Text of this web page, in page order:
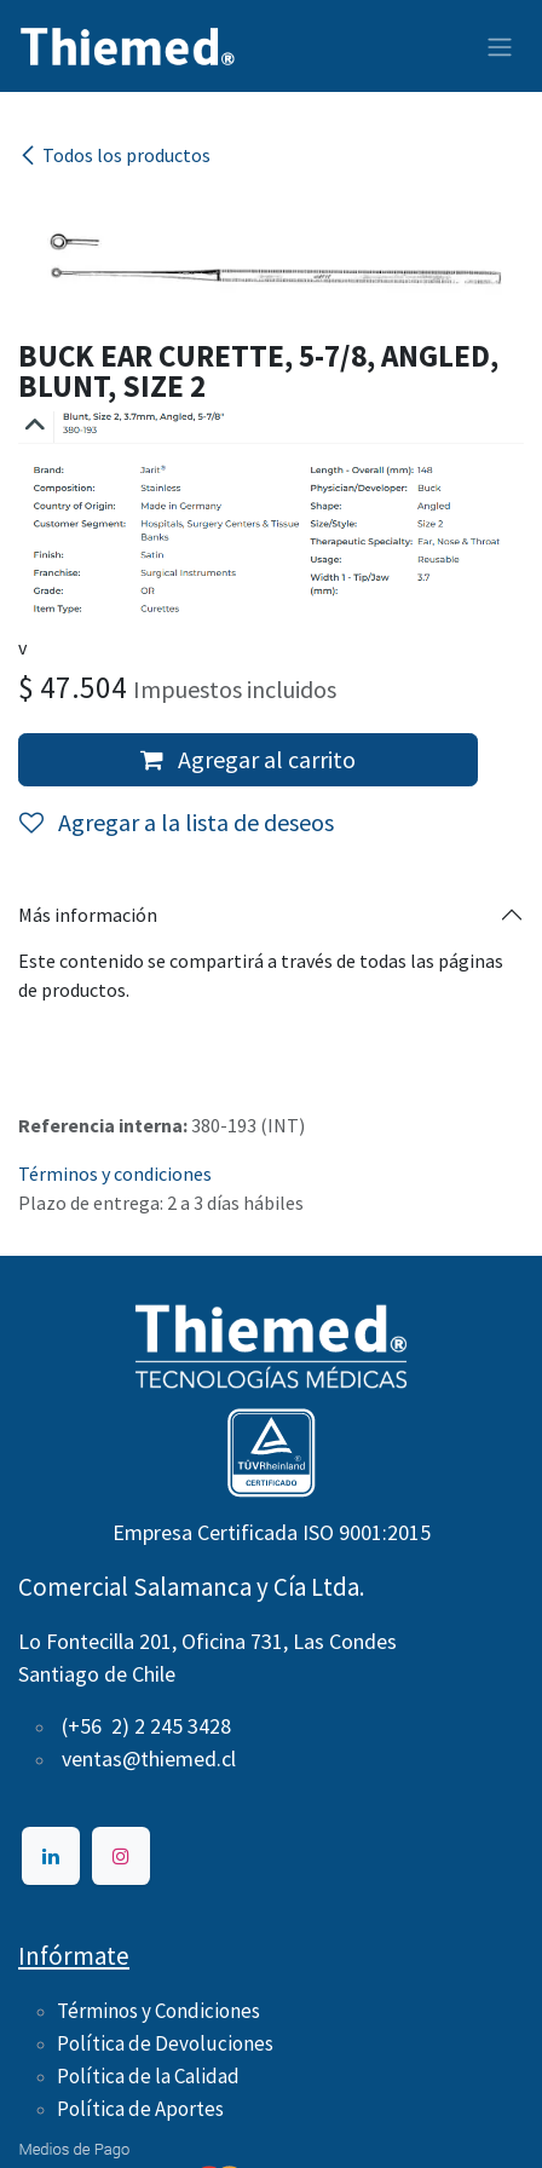
Todos los productos
BUCK EAR CURETTE, 5-7/8, ANGLED,
BLUNT, SIZE 2
v
$ 47.504 Impuestos incluidos
Agregar al carrito
Agregar a la lista de deseos
Más información
Este contenido se compartirá a través de todas las páginas
de productos.
Referencia interna:380-193 (INT)
Términos y condiciones
Plazo de entrega: 2 a 3 días hábiles
Empresa Certificada ISO 9001:2015
Comercial Salamanca y Cía Ltda.
Lo Fontecilla 201, Oficina 731, Las Condes
Santiago de Chile
(+56 2) 2 245 3428
ventas@thiemed.cl
Infórmate
Términos y Condiciones
Política de Devoluciones
Política de la Calidad
Política de Aportes ​